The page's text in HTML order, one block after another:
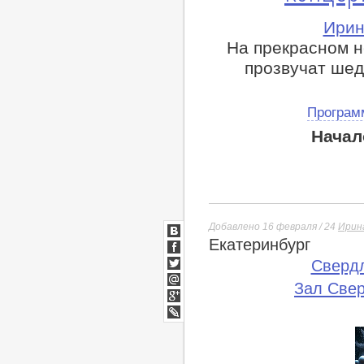
На прекрасном
прозвучат
Добавлено 16 февраля / 24
Екатеринбург
Зал
ВКонтакте
Facebook
Twitter
Мой
Мир
Google+
lj